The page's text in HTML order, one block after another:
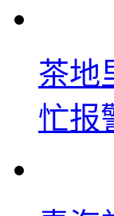
茶地
忙报